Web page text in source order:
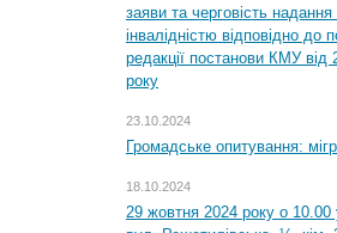
заяви та черговість надання
інвалідністю відповідно
редакції постанови КМУ
року
23.10.2024
Громадське опитування:
18.10.2024
29 жовтня 2024 року о 10.00